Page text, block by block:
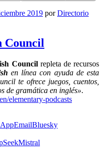
2019 porDirectorio
Council
Councilrepleta de recursos
en línea con ayuda de esta
te ofrece juegos, cuentos,
de gramática en inglés».
elementary-podcasts
EmailBluesky
Mistral